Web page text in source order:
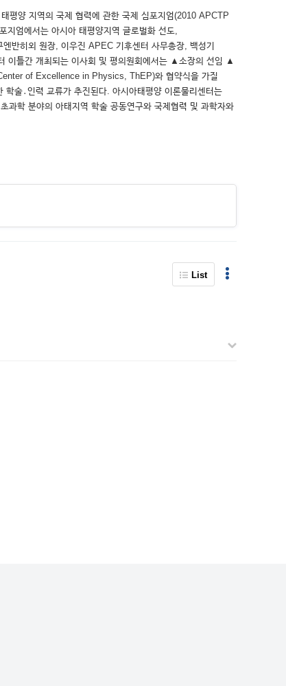
평양 지역의 국제 협력에 관한 국제 심포지엄(2010 APCTP
엄에서는 아시아 태평양지역 글로벌화 선도,
반히외 원장, 이우진 APEC 기후센터 사무총장, 백성기
이틀간 개최되는 이사회 및 평의원회에서는 ▲소장의 선임 ▲
of Excellence in Physics, ThEP)와 협약식을 가질
술․인력 교류가 추진된다. 아시아태평양 이론물리센터는
과학 분야의 아태지역 학술 공동연구와 국제협력 및 과학자와
List